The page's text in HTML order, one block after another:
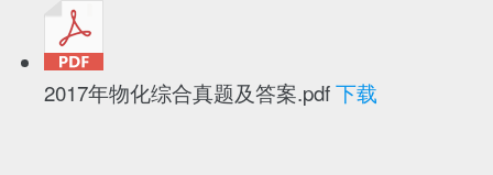
2017年物化综合真题及答案.pdf下载